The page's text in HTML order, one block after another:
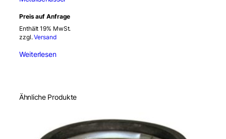
Preis auf Anfrage
Enthält 19% MwSt.
zzgl.Versand
Weiterlesen
Ähnliche Produkte